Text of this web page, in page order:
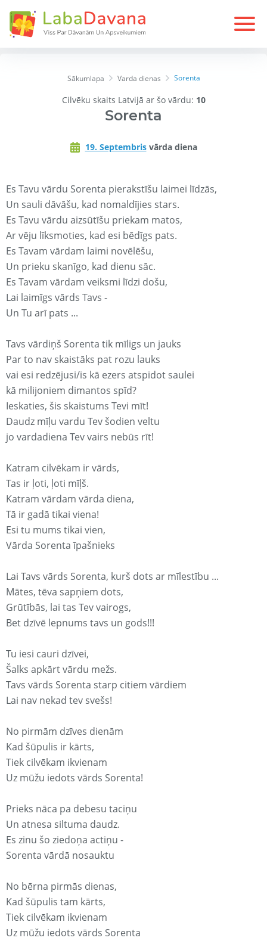
Sākumlapa Varda dienas Sorenta
Cilvēku skaits Latvijā ar šo vārdu: 10
Sorenta
19. Septembrisvārda diena
Es Tavu vārdu Sorenta pierakstīšu laimei līdzās,
Un sauli dāvāšu, kad nomaldījies stars.
Es Tavu vārdu aizsūtīšu priekam matos,
Ar vēju līksmoties, kad esi bēdīgs pats.
Es Tavam vārdam laimi novēlēšu,
Un prieku skanīgo, kad dienu sāc.
Es Tavam vārdam veiksmi līdzi došu,
Lai laimīgs vārds Tavs -
Un Tu arī pats ...
Tavs vārdiņš Sorenta tik mīligs un jauks
Par to nav skaistāks pat rozu lauks
vai esi redzējusi/is kā ezers atspidot saulei
kā milijoniem dimantos spīd?
Ieskaties, šis skaistums Tevi mīt!
Daudz mīļu vardu Tev šodien veltu
jo vardadiena Tev vairs nebūs rīt!
Katram cilvēkam ir vārds,
Tas ir ļoti, ļoti mīļš.
Katram vārdam vārda diena,
Tā ir gadā tikai viena!
Esi tu mums tikai vien,
Vārda Sorenta īpašnieks
Lai Tavs vārds Sorenta, kurš dots ar mīlestību ...
Mātes, tēva sapņiem dots,
Grūtībās, lai tas Tev vairogs,
Bet dzīvē lepnums tavs un gods!!!
Tu iesi cauri dzīvei,
Šalks apkārt vārdu mežs.
Tavs vārds Sorenta starp citiem vārdiem
Lai nav nekad tev svešs!
No pirmām dzīves dienām
Kad šūpulis ir kārts,
Tiek cilvēkam ikvienam
Uz mūžu iedots vārds Sorenta!
Prieks nāca pa debesu taciņu
Un atnesa siltuma daudz.
Es zinu šo ziedoņa actiņu -
Sorenta vārdā nosauktu
No bērna pirmās dienas,
Kad šūpulis tam kārts,
Tiek cilvēkam ikvienam
Uz mūžu iedots vārds Sorenta